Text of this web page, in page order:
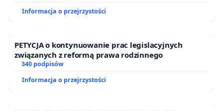
Informacja o przejrzystości
PETYCJA o kontynuowanie prac legislacyjnych
związanych z reformą prawa rodzinnego
340 podpisów
Informacja o przejrzystości